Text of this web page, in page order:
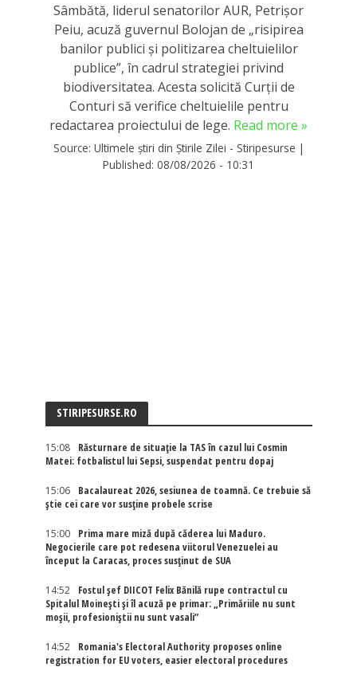
Sâmbătă, liderul senatorilor AUR, Petrișor
Peiu, acuză guvernul Bolojan de „risipirea
banilor publici și politizarea cheltuielilor
publice”, în cadrul strategiei privind
biodiversitatea. Acesta solicită Curții de
Conturi să verifice cheltuielile pentru
redactarea proiectului de lege. Read more »
Source: Ultimele știri din Știrile Zilei - Stiripesurse |
Published: 08/08/2026 - 10:31
STIRIPESURSE.RO
15:08
Răsturnare de situație la TAS în cazul lui Cosmin
Matei: fotbalistul lui Sepsi, suspendat pentru dopaj
15:06
Bacalaureat 2026, sesiunea de toamnă. Ce trebuie să
știe cei care vor susține probele scrise
15:00
Prima mare miză după căderea lui Maduro.
Negocierile care pot redesena viitorul Venezuelei au
început la Caracas, proces susținut de SUA
14:52
Fostul șef DIICOT Felix Bănilă rupe contractul cu
Spitalul Moinești și îl acuză pe primar: „Primăriile nu sunt
moșii, profesioniștii nu sunt vasali”
14:52
Romania's Electoral Authority proposes online
registration for EU voters, easier electoral procedures